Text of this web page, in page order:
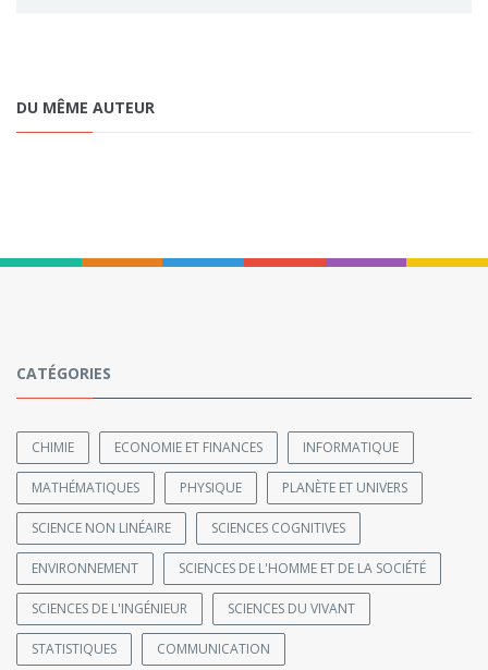
DU MÊME AUTEUR
CATÉGORIES
CHIMIE ECONOMIE ET FINANCES INFORMATIQUE
MATHÉMATIQUES PHYSIQUE PLANÈTE ET UNIVERS
SCIENCE NON LINÉAIRE SCIENCES COGNITIVES
ENVIRONNEMENT SCIENCES DE L'HOMME ET DE LA SOCIÉTÉ
SCIENCES DE L'INGÉNIEUR SCIENCES DU VIVANT
STATISTIQUES COMMUNICATION